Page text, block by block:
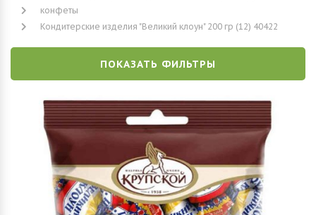
конфеты
Кондитерские изделия "Великий клоун" 200 гр (12) 40422
ПОКАЗАТЬ ФИЛЬТРЫ